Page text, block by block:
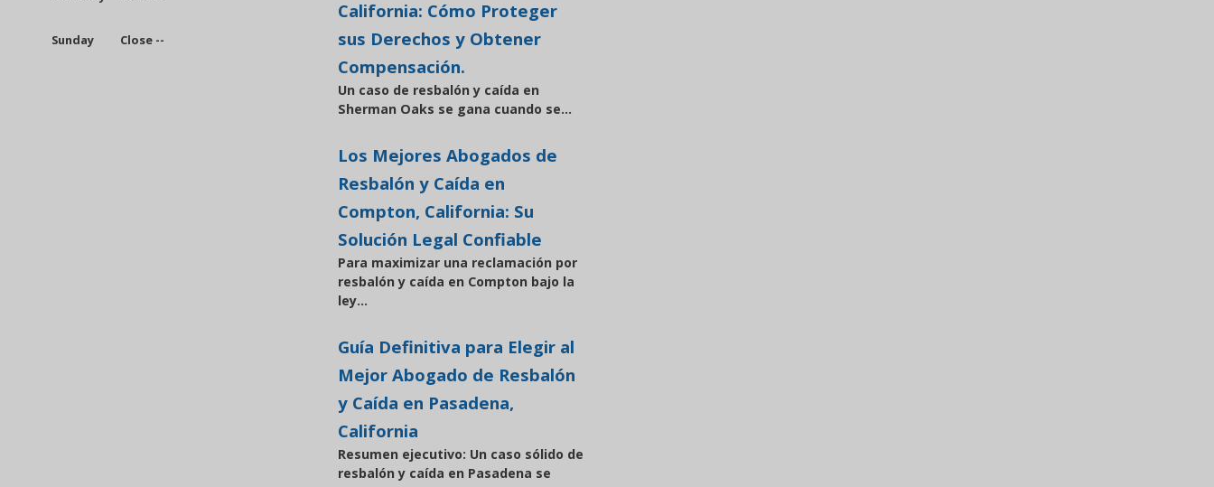
Sunday Close --
California: Cómo Proteger
sus Derechos y Obtener
Compensación.
Un caso de resbalón y caída en
Sherman Oaks se gana cuando se...
Los Mejores Abogados de
Resbalón y Caída en
Compton, California: Su
Solución Legal Confiable
Para maximizar una reclamación por
resbalón y caída en Compton bajo la
ley...
Guía Definitiva para Elegir al
Mejor Abogado de Resbalón
y Caída en Pasadena,
California
Resumen ejecutivo: Un caso sólido de
resbalón y caída en Pasadena se